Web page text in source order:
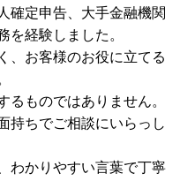
確定申告、大手金融機関
を経験しました。
、お客様のお役に立てる
るものではありません。
持ちでご相談にいらっし
わかりやすい言葉で丁寧